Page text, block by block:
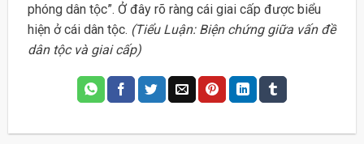
phóng dân tộc”. Ở đây rõ ràng cái giai cấp được biểu
hiện ở cái dân tộc. (Tiểu Luận: Biện chứng giữa vấn đề
dân tộc và giai cấp)